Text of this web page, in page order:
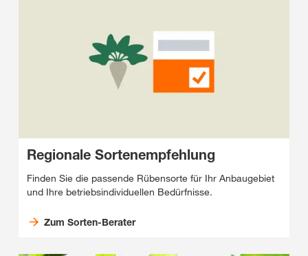
Regionale Sortenempfehlung
Finden Sie die passende Rübensorte für Ihr Anbaugebiet
und Ihre betriebsindividuellen Bedürfnisse.
Zum Sorten-Berater